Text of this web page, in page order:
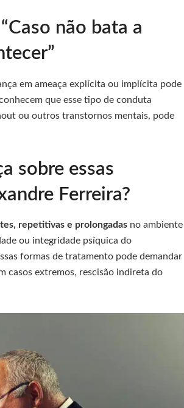
não bata a
em ameaça explícita ou implícita pode
que esse tipo de conduta
ou outros transtornos mentais, pode
sobre essas
Ferreira?
repetitivas e prolongadas no ambiente
ou integridade psíquica do
formas de tratamento pode demandar
casos extremos, rescisão indireta do